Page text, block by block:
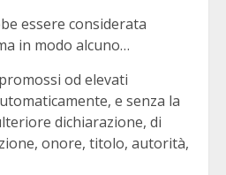
essere considerata
in modo alcuno…
od elevati
e senza la
dichiarazione, di
onore, titolo, autorità,